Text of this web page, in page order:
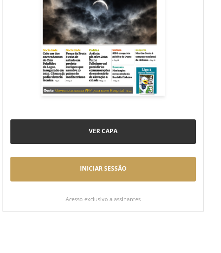
VER CAPA
INICIAR SESSÃO
Acesso exclusivo a assinantes